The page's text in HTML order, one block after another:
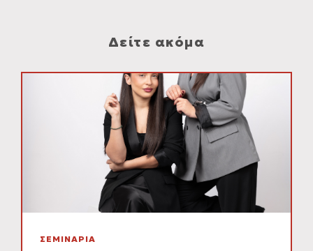
Δείτε ακόμα
ΣΕΜΙΝΑΡΙΑ